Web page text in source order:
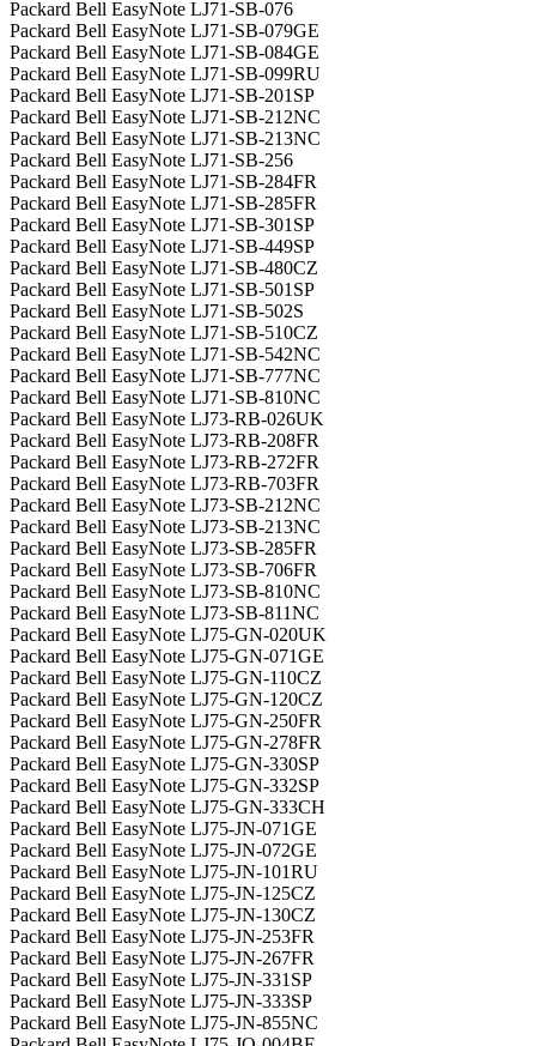
Packard Bell EasyNote LJ71-SB-076
Packard Bell EasyNote LJ71-SB-079GE
Packard Bell EasyNote LJ71-SB-084GE
Packard Bell EasyNote LJ71-SB-099RU
Packard Bell EasyNote LJ71-SB-201SP
Packard Bell EasyNote LJ71-SB-212NC
Packard Bell EasyNote LJ71-SB-213NC
Packard Bell EasyNote LJ71-SB-256
Packard Bell EasyNote LJ71-SB-284FR
Packard Bell EasyNote LJ71-SB-285FR
Packard Bell EasyNote LJ71-SB-301SP
Packard Bell EasyNote LJ71-SB-449SP
Packard Bell EasyNote LJ71-SB-480CZ
Packard Bell EasyNote LJ71-SB-501SP
Packard Bell EasyNote LJ71-SB-502S
Packard Bell EasyNote LJ71-SB-510CZ
Packard Bell EasyNote LJ71-SB-542NC
Packard Bell EasyNote LJ71-SB-777NC
Packard Bell EasyNote LJ71-SB-810NC
Packard Bell EasyNote LJ73-RB-026UK
Packard Bell EasyNote LJ73-RB-208FR
Packard Bell EasyNote LJ73-RB-272FR
Packard Bell EasyNote LJ73-RB-703FR
Packard Bell EasyNote LJ73-SB-212NC
Packard Bell EasyNote LJ73-SB-213NC
Packard Bell EasyNote LJ73-SB-285FR
Packard Bell EasyNote LJ73-SB-706FR
Packard Bell EasyNote LJ73-SB-810NC
Packard Bell EasyNote LJ73-SB-811NC
Packard Bell EasyNote LJ75-GN-020UK
Packard Bell EasyNote LJ75-GN-071GE
Packard Bell EasyNote LJ75-GN-110CZ
Packard Bell EasyNote LJ75-GN-120CZ
Packard Bell EasyNote LJ75-GN-250FR
Packard Bell EasyNote LJ75-GN-278FR
Packard Bell EasyNote LJ75-GN-330SP
Packard Bell EasyNote LJ75-GN-332SP
Packard Bell EasyNote LJ75-GN-333CH
Packard Bell EasyNote LJ75-JN-071GE
Packard Bell EasyNote LJ75-JN-072GE
Packard Bell EasyNote LJ75-JN-101RU
Packard Bell EasyNote LJ75-JN-125CZ
Packard Bell EasyNote LJ75-JN-130CZ
Packard Bell EasyNote LJ75-JN-253FR
Packard Bell EasyNote LJ75-JN-267FR
Packard Bell EasyNote LJ75-JN-331SP
Packard Bell EasyNote LJ75-JN-333SP
Packard Bell EasyNote LJ75-JN-855NC